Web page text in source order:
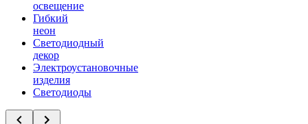
освещение
Гибкий
неон
Светодиодный
декор
Электроустановочные
изделия
Светодиоды